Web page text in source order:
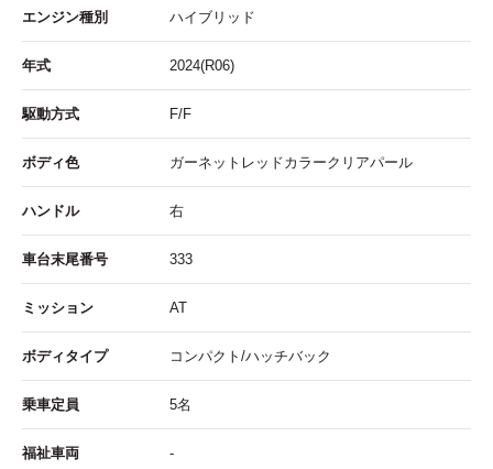
エンジン種別 ハイブリッド
年式 2024(R06)
駆動方式 F/F
ボディ色 ガーネットレッドカラークリアパール
ハンドル 右
車台末尾番号 333
ミッション AT
ボディタイプ コンパクト/ハッチバック
乗車定員 5名
福祉車両 -